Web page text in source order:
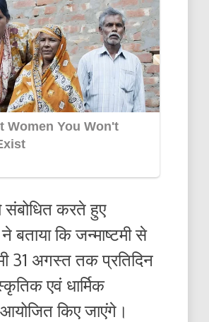
संबोधित करते हुए
बताया कि जन्माष्टमी से
31 अगस्त तक प्रतिदिन
एवं धार्मिक
किए जाएंगे।